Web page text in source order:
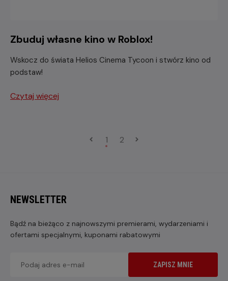
Zbuduj własne kino w Roblox!
Wskocz do świata Helios Cinema Tycoon i stwórz kino od
podstaw!
Czytaj więcej
1 2
NEWSLETTER
Bądź na bieżąco z najnowszymi premierami, wydarzeniami i
ofertami specjalnymi, kuponami rabatowymi
ZAPISZ MNIE